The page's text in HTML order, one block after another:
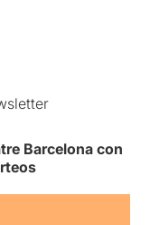
Barcelona con